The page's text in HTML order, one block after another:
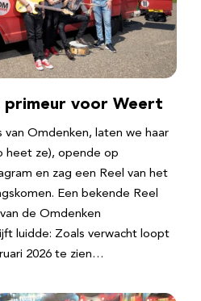
primeur voor Weert
van Omdenken, laten we haar
heet ze), opende op
en zag een Reel van het
Een bekende Reel
de Omdenken
luidde: Zoals verwacht loopt
2026 te zien…